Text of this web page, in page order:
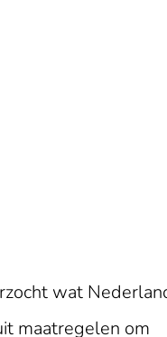
wat
maatregelen om